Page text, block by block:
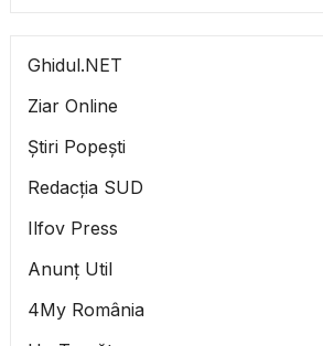
Ghidul.NET
Ziar Online
Știri Popești
Redacția SUD
Ilfov Press
Anunț Util
4My România